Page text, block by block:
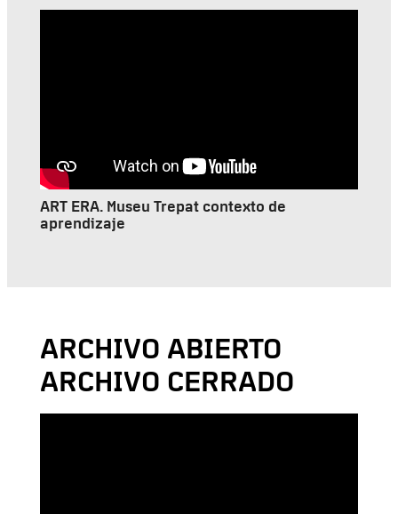
ART ERA. Museu Trepat contexto de
aprendizaje
ARCHIVO ABIERTO
ARCHIVO CERRADO